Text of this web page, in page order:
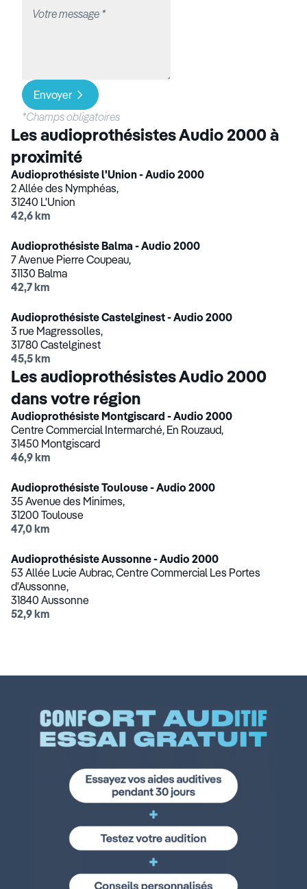
Envoyer
*Champs obligatoires
Les audioprothésistes Audio 2000 à
proximité
Audioprothésiste l'Union - Audio 2000
2 Allée des Nymphéas,
31240 L'Union
42,6 km
Audioprothésiste Balma - Audio 2000
7 Avenue Pierre Coupeau,
31130 Balma
42,7 km
Audioprothésiste Castelginest - Audio 2000
3 rue Magressolles,
31780 Castelginest
45,5 km
Les audioprothésistes Audio 2000
dans votre région
Audioprothésiste Montgiscard - Audio 2000
Centre Commercial Intermarché, En Rouzaud,
31450 Montgiscard
46,9 km
Audioprothésiste Toulouse - Audio 2000
35 Avenue des Minimes,
31200 Toulouse
47,0 km
Audioprothésiste Aussonne - Audio 2000
53 Allée Lucie Aubrac, Centre Commercial Les Portes
d'Aussonne,
31840 Aussonne
52,9 km